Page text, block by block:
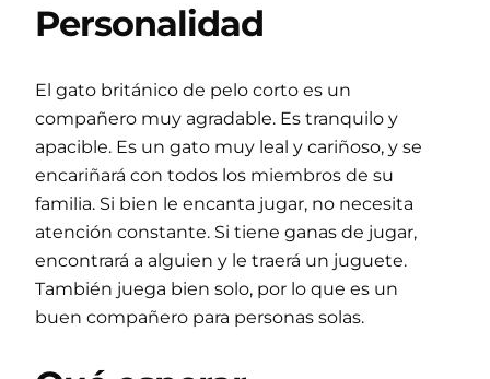
Personalidad
El gato británico de pelo corto es un
compañero muy agradable. Es tranquilo y
apacible. Es un gato muy leal y cariñoso, y se
encariñará con todos los miembros de su
familia. Si bien le encanta jugar, no necesita
atención constante. Si tiene ganas de jugar,
encontrará a alguien y le traerá un juguete.
También juega bien solo, por lo que es un
buen compañero para personas solas.